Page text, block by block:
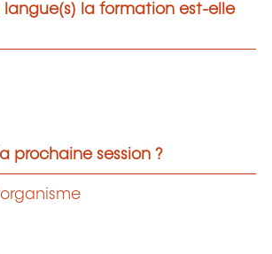
langue(s) la formation est-elle
prochaine session ?